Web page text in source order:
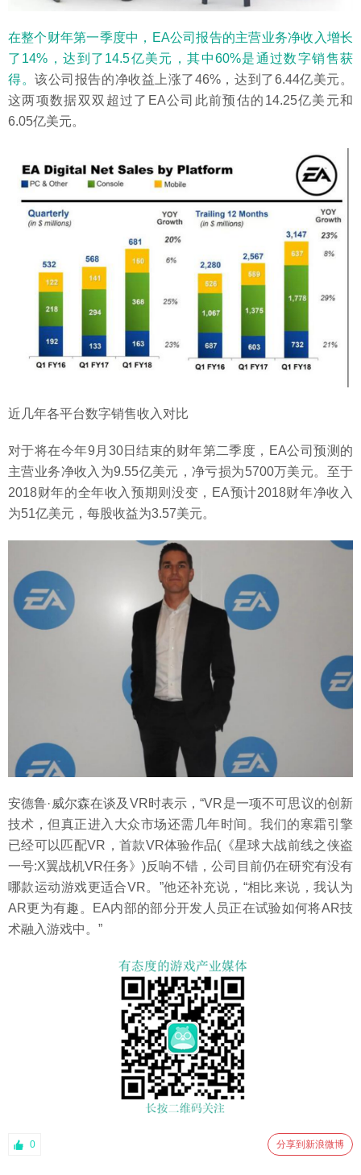
在整个财年第一季度中，EA公司报告的主营业务净收入增长
了14%，达到了14.5亿美元，其中60%是通过数字销售获
得。该公司报告的净收益上涨了46%，达到了6.44亿美元。
这两项数据双双超过了EA公司此前预估的14.25亿美元和
6.05亿美元。
近几年各平台数字销售收入对比
对于将在今年9月30日结束的财年第二季度，EA公司预测的
主营业务净收入为9.55亿美元，净亏损为5700万美元。至于
2018财年的全年收入预期则没变，EA预计2018财年净收入
为51亿美元，每股收益为3.57美元。
安德鲁·威尔森在谈及VR时表示，“VR是一项不可思议的创新
技术，但真正进入大众市场还需几年时间。我们的寒霜引擎
已经可以匹配VR，首款VR体验作品(《星球大战前线之侠盗
一号:X翼战机VR任务》)反响不错，公司目前仍在研究有没有
哪款运动游戏更适合VR。”他还补充说，“相比来说，我认为
AR更为有趣。EA内部的部分开发人员正在试验如何将AR技
术融入游戏中。”
0 分享到新浪微博